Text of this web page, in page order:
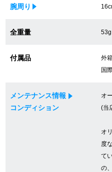
75%以上保証！中古商品高価
修理・メンテンナンスについ
腕周り
全重量 53g
付属品
外
国
メンテナンス情報
コンディション
オ
(当
オ
度
て
の